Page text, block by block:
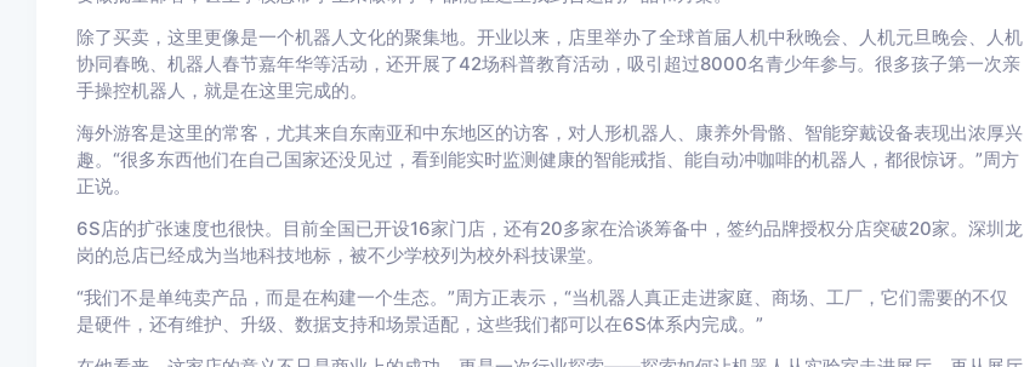
除了买卖，这里更像是一个机器人文化的聚集地。开业以来，店里举办了全球首届人机中秋晚会、人机元旦晚会、人机
协同春晚、机器人春节嘉年华等活动，还开展了42场科普教育活动，吸引超过8000名青少年参与。很多孩子第一次亲
手操控机器人，就是在这里完成的。
海外游客是这里的常客，尤其来自东南亚和中东地区的访客，对人形机器人、康养外骨骼、智能穿戴设备表现出浓厚兴
趣。“很多东西他们在自己国家还没见过，看到能实时监测健康的智能戒指、能自动冲咖啡的机器人，都很惊讶。”周方
正说。
6S店的扩张速度也很快。目前全国已开设16家门店，还有20多家在洽谈筹备中，签约品牌授权分店突破20家。深圳龙
岗的总店已经成为当地科技地标，被不少学校列为校外科技课堂。
“我们不是单纯卖产品，而是在构建一个生态。”周方正表示，“当机器人真正走进家庭、商场、工厂，它们需要的不仅
是硬件，还有维护、升级、数据支持和场景适配，这些我们都可以在6S体系内完成。”